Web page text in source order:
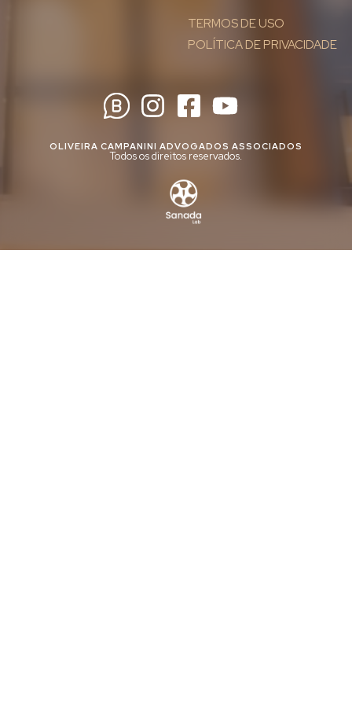
TERMOS DE USO
POLÍTICA DE PRIVACIDADE
OLIVEIRA CAMPANINI ADVOGADOS ASSOCIADOS
Todos os direitos reservados.